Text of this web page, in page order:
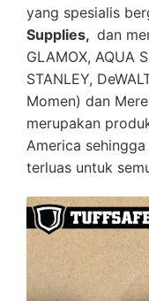
yang spesialis
Supplies, dan
GLAMOX, AQUA
STANLEY,
Momen) dan
merupakan
America
terluas untuk